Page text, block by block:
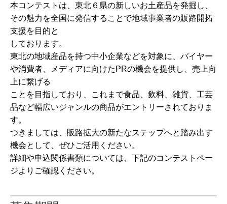
本コンテストは、東北６県の新しいお土産品を発掘し、
その魅力を全国に発信することで地域事業者の販路開拓
支援を目的と
しております。
東北の地域産品を持つ中小企業などを対象に、バイヤー
や消費者、メディアに向けたPRの機会を提供し、売上向
上に繋げる
ことを目指しており、これまで食品、飲料、雑貨、工芸
品など幅広いジャンルの商品がエントリーされておりま
す。
つきましては、販路拡大の新たなステップへと踏み出す
機会として、ぜひご活用ください。
詳細や申込関係書類については、下記のコンテストペー
ジよりご確認ください。